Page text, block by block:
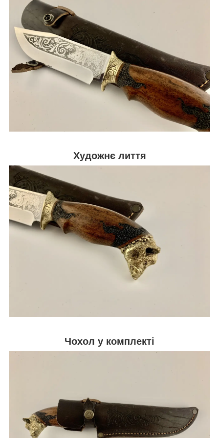
Художнє лиття
Чохол у комплекті